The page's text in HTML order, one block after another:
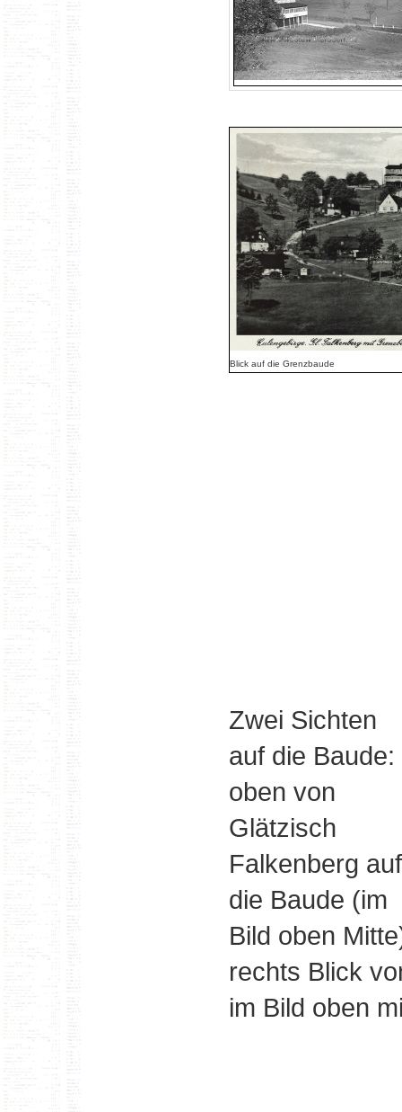
Blick auf die Grenzbaude
Zwei Sichten
auf die Baude:
oben von
Glätzisch
Falkenberg auf
die Baude (im
Bild oben
rechts Blick
im Bild oben